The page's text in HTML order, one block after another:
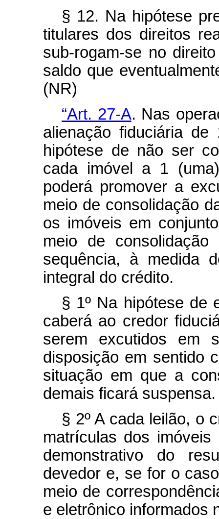
§ 12. Na hipótese
titulares dos direitos
sub-rogam-se no
saldo que
(NR)
“Art. 27-A. Nas
alienação fiduciária
hipótese de não ser
cada imóvel a 1
poderá promover a
meio de consolidação
os imóveis em
meio de
sequência, à medida
integral do crédito.
§ 1º Na hipótese de
caberá ao credor
serem excutidos em
disposição em sentido
situação em que a
demais ficará suspensa.
§ 2º A cada leilão, o
matrículas dos
demonstrativo do
devedor e, se for o
meio de
e eletrônico informados